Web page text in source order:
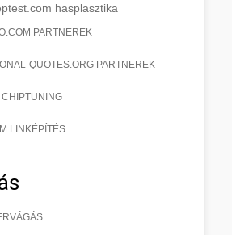
hasplasztika
PARTNEREK
QUOTES.ORG PARTNEREK
LINKÉPÍTÉS